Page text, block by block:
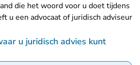
die het woord voor u doet tijdens
u een advocaat of juridisch adviseur
u juridisch advies kunt